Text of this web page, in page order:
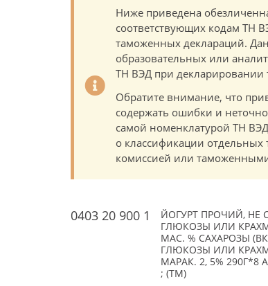
Ниже приведена
соответствующих кодам ТН
таможенных деклараций.
образовательных или
ТН ВЭД при декларировании
Обратите внимание, что
содержать ошибки и
самой номенклатурой ТН
о классификации
комиссией или
0403 20 900 1
ЙОГУРТ ПРОЧИЙ,
ГЛЮКОЗЫ ИЛИ
МАС. % САХАРОЗЫ
ГЛЮКОЗЫ ИЛИ
МАРАК. 2, 5% 290Г*8
; (TM)